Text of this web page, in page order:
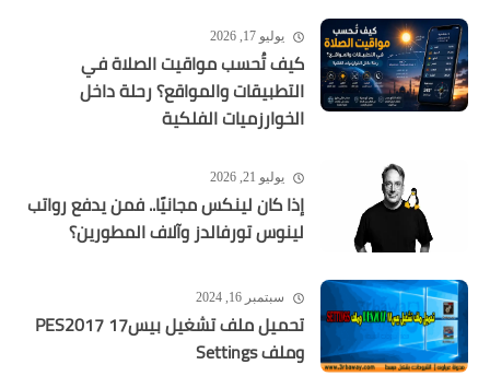
يوليو 17, 2026
كيف تُحسب مواقيت الصلاة في
التطبيقات والمواقع؟ رحلة داخل
الخوارزميات الفلكية
يوليو 21, 2026
إذا كان لينكس مجانيًا.. فمن يدفع رواتب
لينوس تورفالدز وآلاف المطورين؟
سبتمبر 16, 2024
تحميل ملف تشغيل بيس17 PES2017
وملف Settings